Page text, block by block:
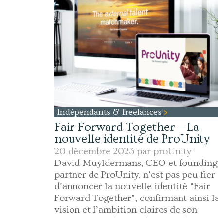
Indépendants & freelances
Fair Forward Together – La
nouvelle identité de ProUnity
20 décembre 2023 par proUnity
David Muyldermans, CEO et founding
partner de ProUnity, n’est pas peu fier
d’annoncer la nouvelle identité “Fair
Forward Together”, confirmant ainsi
vision et l’ambition claires de son